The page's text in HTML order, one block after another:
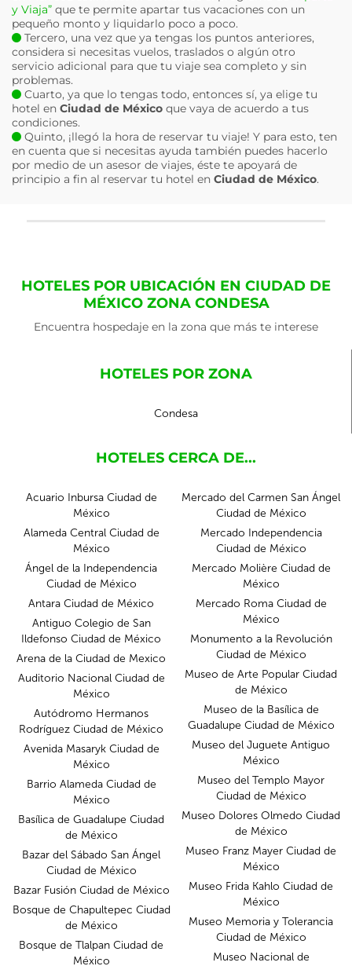
y Viaja” que te permite apartar tus vacaciones con un
pequeño monto y liquidarlo poco a poco.
Tercero, una vez que ya tengas los puntos anteriores,
considera si necesitas vuelos, traslados o algún otro
servicio adicional para que tu viaje sea completo y sin
problemas.
Cuarto, ya que lo tengas todo, entonces sí, ya elige tu
hotel en Ciudad de México que vaya de acuerdo a tus
condiciones.
Quinto, ¡llegó la hora de reservar tu viaje! Y para esto, ten
en cuenta que si necesitas ayuda también puedes hacerlo
por medio de un asesor de viajes, éste te apoyará de
principio a fin al reservar tu hotel en Ciudad de México.
HOTELES POR UBICACIÓN EN CIUDAD DE
MÉXICO ZONA CONDESA
Encuentra hospedaje en la zona que más te interese
HOTELES POR ZONA
Condesa
HOTELES CERCA DE...
Acuario Inbursa Ciudad de
México
Alameda Central Ciudad de
México
Ángel de la Independencia
Ciudad de México
Antara Ciudad de México
Antiguo Colegio de San
Ildefonso Ciudad de México
Arena de la Ciudad de Mexico
Auditorio Nacional Ciudad de
México
Autódromo Hermanos
Rodríguez Ciudad de México
Avenida Masaryk Ciudad de
México
Barrio Alameda Ciudad de
México
Basílica de Guadalupe Ciudad
de México
Bazar del Sábado San Ángel
Ciudad de México
Bazar Fusión Ciudad de México
Bosque de Chapultepec Ciudad
de México
Bosque de Tlalpan Ciudad de
México
Mercado del Carmen San Ángel
Ciudad de México
Mercado Independencia
Ciudad de México
Mercado Molière Ciudad de
México
Mercado Roma Ciudad de
México
Monumento a la Revolución
Ciudad de México
Museo de Arte Popular Ciudad
de México
Museo de la Basílica de
Guadalupe Ciudad de México
Museo del Juguete Antiguo
México
Museo del Templo Mayor
Ciudad de México
Museo Dolores Olmedo Ciudad
de México
Museo Franz Mayer Ciudad de
México
Museo Frida Kahlo Ciudad de
México
Museo Memoria y Tolerancia
Ciudad de México
Museo Nacional de